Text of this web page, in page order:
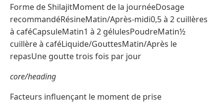
Forme de ShilajitMoment de la journéeDosage
recommandéRésineMatin/Après-midi0,5 à 2 cuillères
à caféCapsuleMatin1 à 2 gélulesPoudreMatin½
cuillère à caféLiquide/GouttesMatin/Après le
repasUne goutte trois fois par jour
core/heading
Facteurs influençant le moment de prise